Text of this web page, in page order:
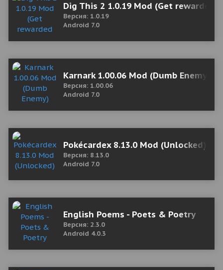
Dig This 2 1.0.19 Mod (Get
Версия: 1.0.19
Android 7.0
Karnark 1.00.06 Mod (Dumb Enemy)
Версия: 1.00.06
Android 7.0
Pokécardex 8.13.0 Mod (Unlocked)
Версия: 8.13.0
Android 7.0
English Poems - Poets & Poetry
Версия: 2.3.0
Android 4.0.3